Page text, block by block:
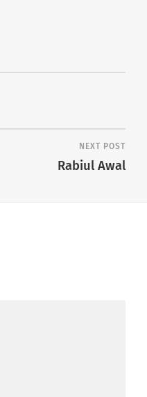
NEXT POST
Rabiul Awal